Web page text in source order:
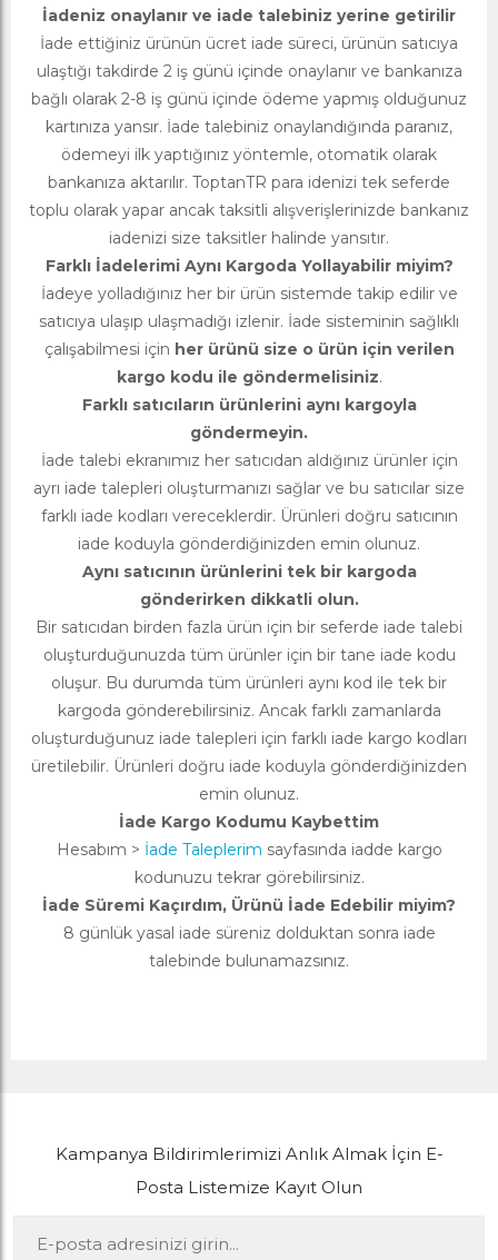
İadeniz onaylanır ve iade talebiniz yerine getirilir
İade ettiğiniz ürünün ücret iade süreci, ürünün satıcıya
ulaştığı takdirde 2 iş günü içinde onaylanır ve bankanıza
bağlı olarak 2-8 iş günü içinde ödeme yapmış olduğunuz
kartınıza yansır. İade talebiniz onaylandığında paranız,
ödemeyi ilk yaptığınız yöntemle, otomatik olarak
bankanıza aktarılır. ToptanTR para idenizi tek seferde
toplu olarak yapar ancak taksitli alışverişlerinizde bankanız
iadenizi size taksitler halinde yansıtır.
Farklı İadelerimi Aynı Kargoda Yollayabilir miyim?
İadeye yolladığınız her bir ürün sistemde takip edilir ve
satıcıya ulaşıp ulaşmadığı izlenir. İade sisteminin sağlıklı
çalışabilmesi için her ürünü size o ürün için verilen
kargo kodu ile göndermelisiniz.
Farklı satıcıların ürünlerini aynı kargoyla
göndermeyin.
İade talebi ekranımız her satıcıdan aldığınız ürünler için
ayrı iade talepleri oluşturmanızı sağlar ve bu satıcılar size
farklı iade kodları vereceklerdir. Ürünleri doğru satıcının
iade koduyla gönderdiğinizden emin olunuz.
Aynı satıcının ürünlerini tek bir kargoda
gönderirken dikkatli olun.
Bir satıcıdan birden fazla ürün için bir seferde iade talebi
oluşturduğunuzda tüm ürünler için bir tane iade kodu
oluşur. Bu durumda tüm ürünleri aynı kod ile tek bir
kargoda gönderebilirsiniz. Ancak farklı zamanlarda
oluşturduğunuz iade talepleri için farklı iade kargo kodları
üretilebilir. Ürünleri doğru iade koduyla gönderdiğinizden
emin olunuz.
İade Kargo Kodumu Kaybettim
Hesabım > İade Taleplerim sayfasında iadde kargo
kodunuzu tekrar görebilirsiniz.
İade Süremi Kaçırdım, Ürünü İade Edebilir miyim?
8 günlük yasal iade süreniz dolduktan sonra iade
talebinde bulunamazsınız.
Kampanya Bildirimlerimizi Anlık Almak İçin E-
Posta Listemize Kayıt Olun